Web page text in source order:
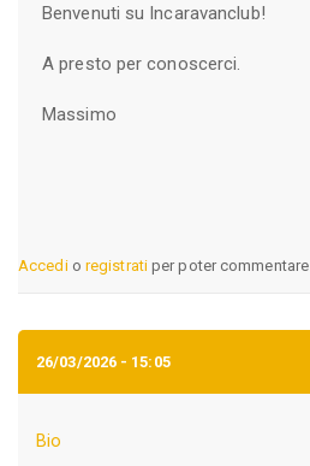
Benvenuti su Incaravanclub!
A presto per conoscerci.
Massimo
Accedio registratiper poter commentare
26/03/2026 - 15:05
Bio